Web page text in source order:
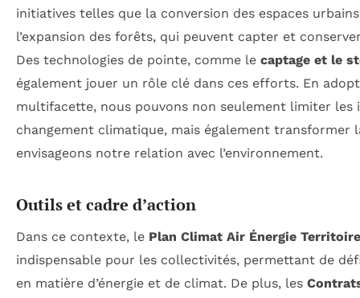
initiatives telles que la conversion des espaces
l’expansion des forêts, qui peuvent capter et
Des technologies de pointe, comme le captage et le
également jouer un rôle clé dans ces efforts. En
multifacette, nous pouvons non seulement limiter les
changement climatique, mais également transformer
envisageons notre relation avec l’environnement.
Outils et cadre d’action
Dans ce contexte, le Plan Climat Air Énergie
indispensable pour les collectivités, permettant de
en matière d’énergie et de climat. De plus, les